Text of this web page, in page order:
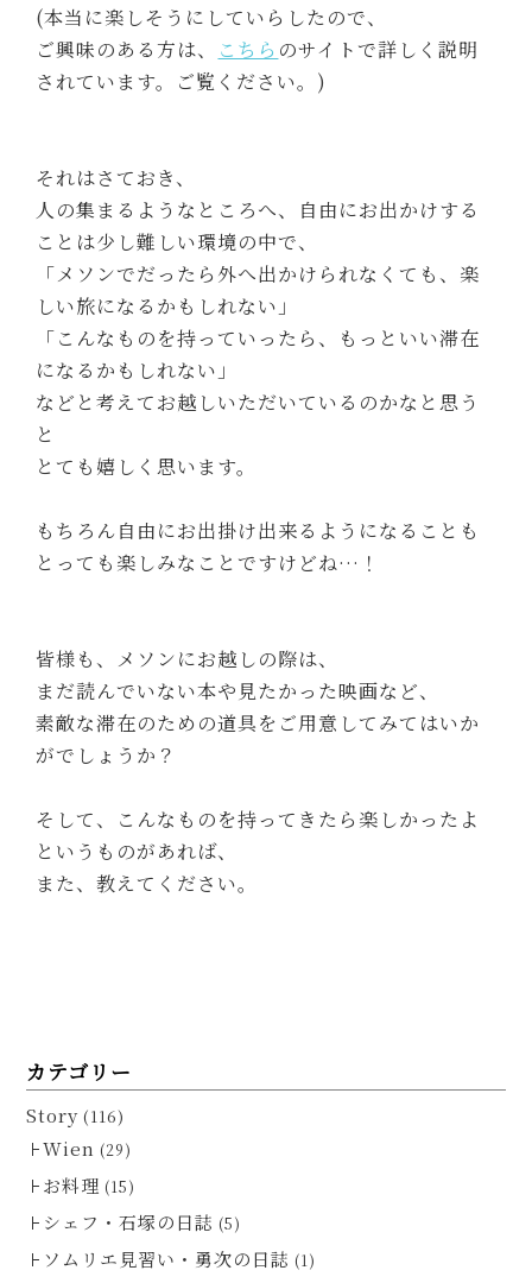
(本当に楽しそうにしていらしたので、
ご興味のある方は、
こちら のサイトで詳しく説明
されています。ご覧ください。)
それはさておき、
人の集まるようなところへ、自由にお出かけする
ことは少し難しい環境の中で、
「メソンでだったら外へ出かけられなくても、楽
しい旅になるかもしれない」
「こんなものを持っていったら、もっといい滞在
になるかもしれない」
などと考えてお越しいただいているのかなと思う
と
とても嬉しく思います。
もちろん自由にお出掛け出来るようになることも
とっても楽しみなことですけどね…！
皆様も、メソンにお越しの際は、
まだ読んでいない本や見たかった映画など、
素敵な滞在のための道具をご用意してみてはいか
がでしょうか？
そして、こんなものを持ってきたら楽しかったよ
というものがあれば、
また、教えてください。
カテゴリー
Story (116)
Wien (29)
お料理 (15)
シェフ・石塚の日誌 (5)
ソムリエ見習い・勇次の日誌 (1)